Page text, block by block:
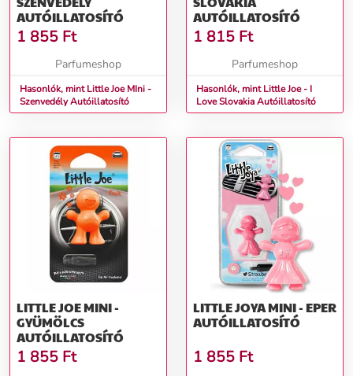
AUTÓILLATOSÍTÓ
1 855 Ft
Parfumeshop
Hasonlók, mint Little Joe MIni -
Szenvedély Autóillatosító
AUTÓILLATOSÍTÓ
1 815 Ft
Parfumeshop
Hasonlók, mint Little Joe - I
Love Slovakia Autóillatosító
LITTLE JOE MINI -
GYÜMÖLCS
AUTÓILLATOSÍTÓ
1 855 Ft
LITTLE JOYA MINI - EPER
AUTÓILLATOSÍTÓ
1 855 Ft